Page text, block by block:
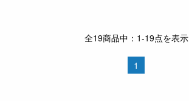
全19商品中：1-19点を表示
1